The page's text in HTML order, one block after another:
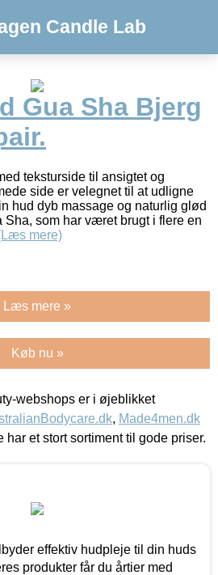
Candle Lab
Gua Sha Bjerg
teksturside til ansigtet og
side er velegnet til at udligne
hud dyb massage og naturlig glød
Sha, som har været brugt i flere en
mere)
Læs mere »
Køb nu »
webshops er i øjeblikket
, Made4men.dk
har et stort sortiment til gode priser.
effektiv hudpleje til din huds
produkter får du årtier med